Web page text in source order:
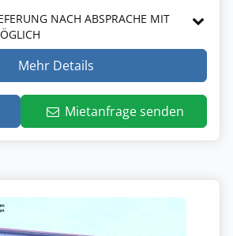
NACH ABSPRACHE MIT
Mehr Details
Mietanfrage senden